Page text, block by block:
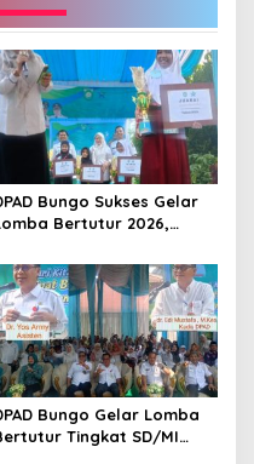
Bungo Sukses Gelar
Bertutur 2026,
Bungo Gelar Lomba
Tingkat SD/MI